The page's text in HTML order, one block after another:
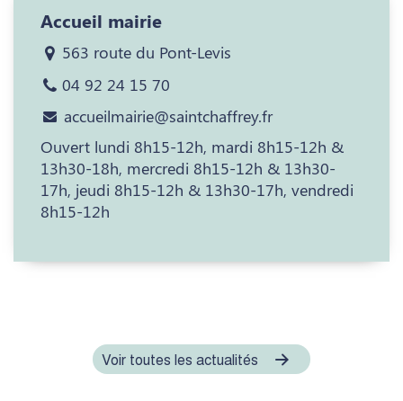
Accueil mairie
563 route du Pont-Levis
04 92 24 15 70
accueilmairie@saintchaffrey.fr
Ouvert lundi 8h15-12h, mardi 8h15-12h &
13h30-18h, mercredi 8h15-12h & 13h30-
17h, jeudi 8h15-12h & 13h30-17h, vendredi
8h15-12h
Voir toutes les actualités